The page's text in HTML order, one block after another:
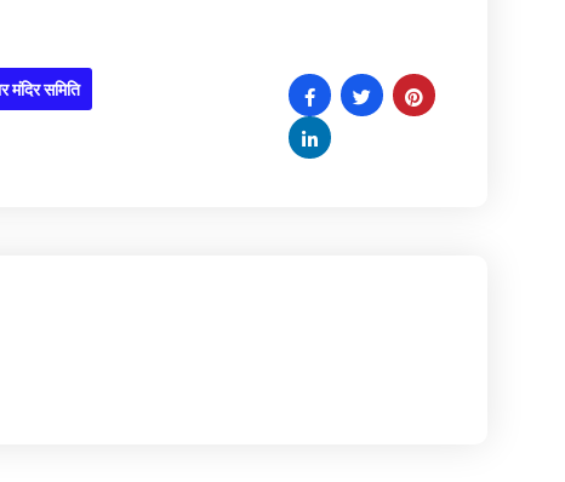
मंदिर समिति